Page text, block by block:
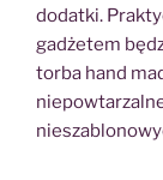
dodatki.
gadżetem
torba hand